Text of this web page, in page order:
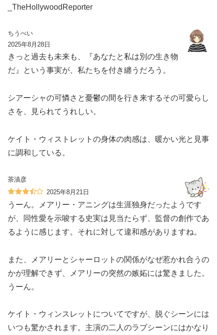
_TheHollywoodReporter
ちうべい
2025年8月28日
きっと過去も未来も、『あなたと私は別の生き物
だ』という事実が、私たちを付き纏うだろう。
シアーシャの可憐さと憂鬱の間を行き来するその可愛らし
さを、見られてうれしい。
ケイト・ウィストレットの身体の肉感は、暖かい光と見事
に調和している。
茶漬彦
2025年8月21日
うーん。メアリー・アニングは生涯独身だったようです
が、同性愛を示唆する史実は見当たらず、監督の創作であ
るように感じます。それに対して違和感がありますね。
また、メアリーとシャーロットの関係がなぜ惹かれ合うの
かが理解できず、メアリーの突然の嫉妬には驚きました。
うーん。
ケイト・ウィンスレットについてですが、脱ぐシーンには
いつも驚かされます。主演の二人のラブシーンにはかなり